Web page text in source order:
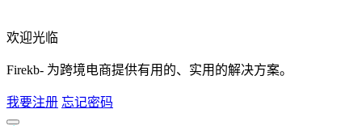
欢迎光临
Firekb- 为跨境电商提供有用的、实用的解决方案。
我要注册 忘记密码